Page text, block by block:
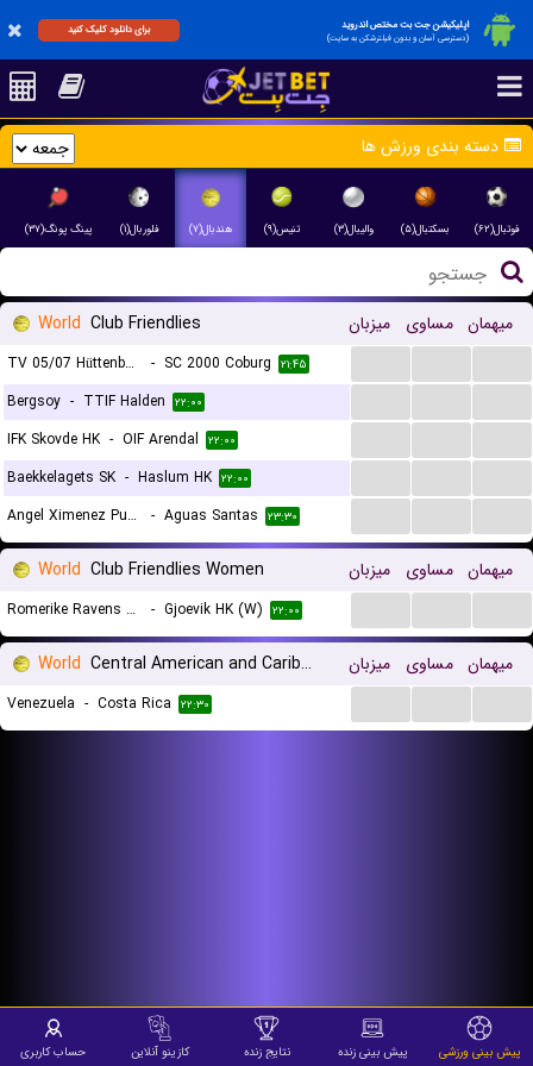
اپلیکیشن جت بت مختص اندروید
(دسترسی آسان و بدون فیلترشکن به سایت)
برای دانلود کلیک کنید
دسته بندی ورزش ها
فوتبال(۶۲) بسکتبال(۵) والیبال(۳) تنیس(۹) هندبال(۷) فلوربال(۱) پینگ پونگ(۳۷)
World Club Friendlies میزبان مساوی میهمان
TV 05/07 Hüttenberg - SC 2000 Coburg ۲۱:۴۵
Bergsoy - TTIF Halden ۲۲:۰۰
IFK Skovde HK - OIF Arendal ۲۲:۰۰
Baekkelagets SK - Haslum HK ۲۲:۰۰
Angel Ximenez Puente Genil
- Aguas Santas ۲۳:۳۰
World Club Friendlies Women میزبان مساوی میهمان
Romerike Ravens (W) - Gjoevik HK (W) ۲۲:۰۰
World Central American and Caribbean Games میزبان مساوی میهمان
Venezuela - Costa Rica ۲۲:۳۰
پیش بینی ورزشی پیش بینی زنده نتایج زنده کازینو آنلاین حساب کاربری